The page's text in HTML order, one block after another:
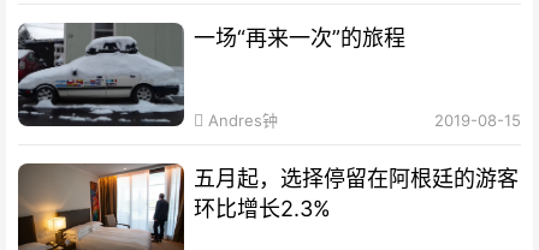
一场“再来一次”的旅程
Andres钟 2019-08-15
五月起，选择停留在阿根廷的游客
环比增长2.3%